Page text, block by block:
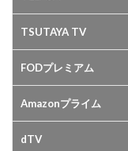
TSUTAYA TV
FODプレミアム
Amazonプライム
dTV